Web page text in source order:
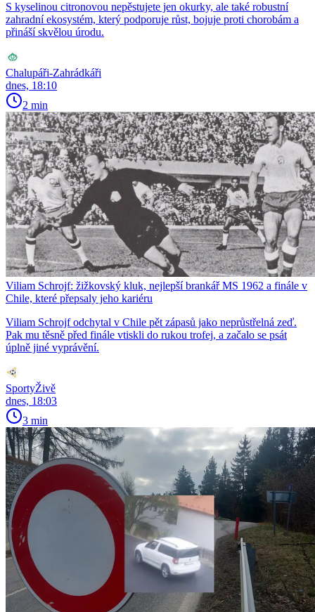
S kyselinou citronovou nepěstujete jen okurky, ale také robustní
zahradní ekosystém, který podporuje růst, bojuje proti chorobám a
přináší skvělou úrodu.
Chalupáři-Zahrádkáři
dnes, 18:10
2 min
Viliam Schrojf: žižkovský kluk, nejlepší brankář MS 1962 a finále v
Chile, které přepsaly jeho kariéru
Viliam Schrojf odchytal v Chile pět zápasů jako neprůstřelná zeď.
Pak mu těsně před finále vtiskli do rukou trofej, a začalo se psát
úplně jiné vyprávění.
SportyŽivě
dnes, 18:03
3 min